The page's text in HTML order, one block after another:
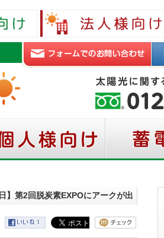
】第2回脱炭素EXPOにアークが出